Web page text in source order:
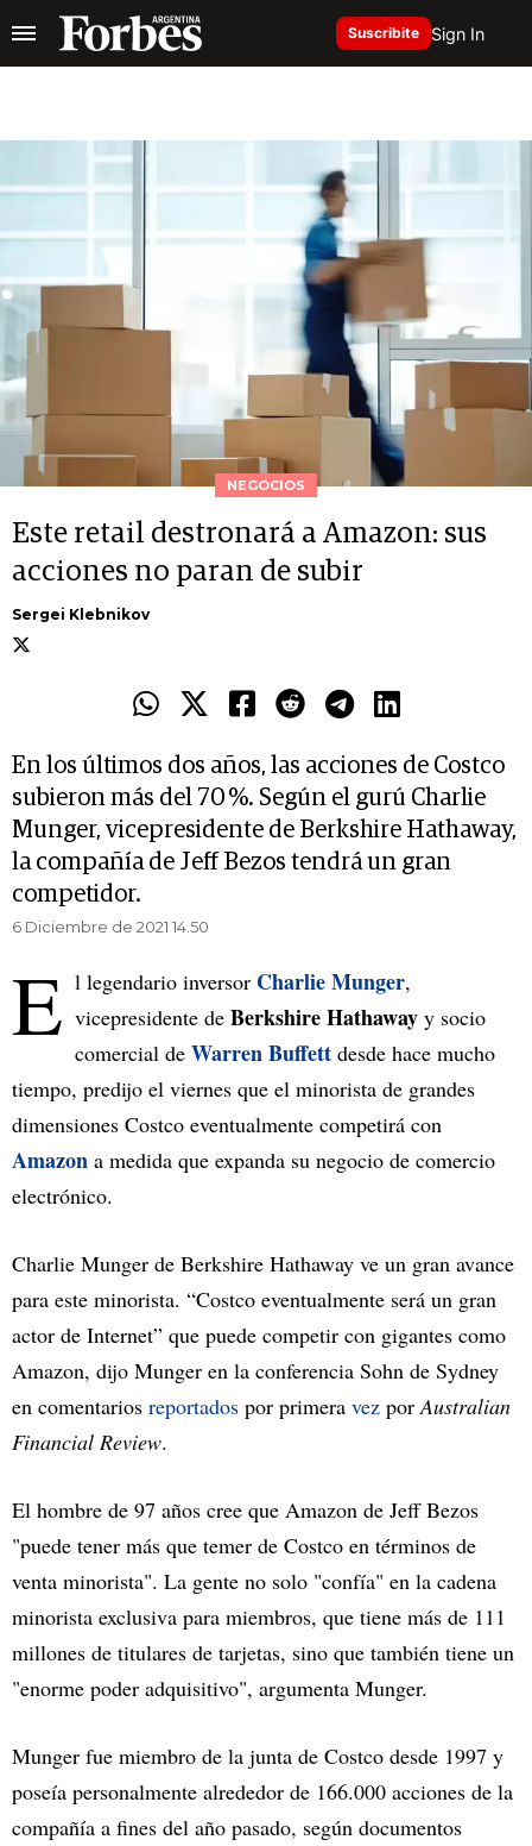
Suscribite Sign In
NEGOCIOS
Este retail destronará a Amazon: sus
acciones no paran de subir
Sergei Klebnikov
En los últimos dos años, las acciones de Costco
subieron más del 70 %. Según el gurú Charlie
Munger, vicepresidente de Berkshire Hathaway,
la compañía de Jeff Bezos tendrá un gran
competidor.
6 Diciembre de 2021 14.50
E l legendario inversor Charlie Munger,
vicepresidente de Berkshire Hathaway y socio
comercial de Warren Buffett desde hace mucho
tiempo, predijo el viernes que el minorista de grandes
dimensiones Costco eventualmente competirá con
Amazon a medida que expanda su negocio de comercio
electrónico.
Charlie Munger de Berkshire Hathaway ve un gran avance
para este minorista. “Costco eventualmente será un gran
actor de Internet” que puede competir con gigantes como
Amazon, dijo Munger en la conferencia Sohn de Sydney
en comentarios reportados por primera vez porAustralian
Financial Review.
El hombre de 97 años cree que Amazon de Jeff Bezos
"puede tener más que temer de Costco en términos de
venta minorista". La gente no solo "confía" en la cadena
minorista exclusiva para miembros, que tiene más de 111
millones de titulares de tarjetas, sino que también tiene un
"enorme poder adquisitivo", argumenta Munger.
Munger fue miembro de la junta de Costco desde 1997 y
poseía personalmente alrededor de 166.000 acciones de la
compañía a fines del año pasado, según documentos